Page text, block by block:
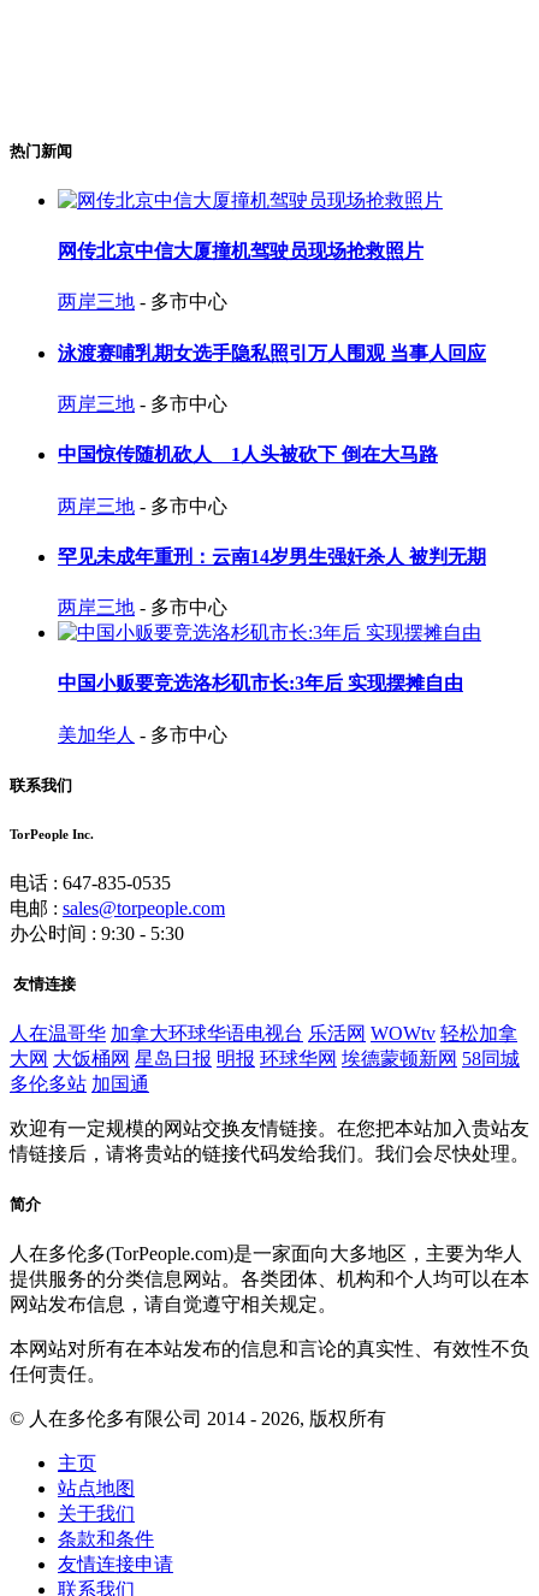
热门新闻
网传北京中信大厦撞机驾驶员现场抢救照片
两岸三地 - 多市中心
泳渡赛哺乳期女选手隐私照引万人围观 当事人回应
两岸三地 - 多市中心
中国惊传随机砍人 1人头被砍下 倒在大马路
两岸三地 - 多市中心
罕见未成年重刑：云南14岁男生强奸杀人 被判无期
两岸三地 - 多市中心
中国小贩要竞选洛杉矶市长:3年后 实现摆摊自由
美加华人 - 多市中心
联系我们
TorPeople Inc.
电话 : 647-835-0535
电邮 : sales@torpeople.com
办公时间 : 9:30 - 5:30
友情连接
人在温哥华 加拿大环球华语电视台 乐活网 WOWtv 轻松加拿
大网 大饭桶网 星岛日报 明报 环球华网 埃德蒙顿新网 58同城
多伦多站 加国通
欢迎有一定规模的网站交换友情链接。在您把本站加入贵站友
情链接后，请将贵站的链接代码发给我们。我们会尽快处理。
简介
人在多伦多(TorPeople.com)是一家面向大多地区，主要为华人
提供服务的分类信息网站。各类团体、机构和个人均可以在本
网站发布信息，请自觉遵守相关规定。
本网站对所有在本站发布的信息和言论的真实性、有效性不负
任何责任。
© 人在多伦多有限公司 2014 - 2026, 版权所有
主页
站点地图
关于我们
条款和条件
友情连接申请
联系我们